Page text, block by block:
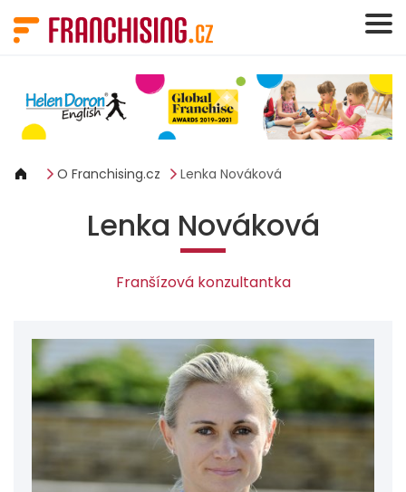
O Franchising.cz Lenka Nováková
Lenka Nováková
Franšízová konzultantka